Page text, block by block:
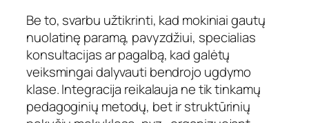
Be to, svarbu užtikrinti, kad mokiniai gautų
nuolatinę paramą, pavyzdžiui, specialias
konsultacijas ar pagalbą, kad galėtų
veiksmingai dalyvauti bendrojo ugdymo
klase. Integracija reikalauja ne tik tinkamų
pedagoginių metodų, bet ir struktūrinių